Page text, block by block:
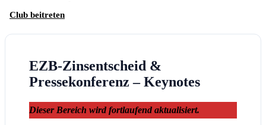
Club beitreten
EZB-Zinsentscheid &
Pressekonferenz – Keynotes
Dieser Bereich wird fortlaufend aktualisiert.